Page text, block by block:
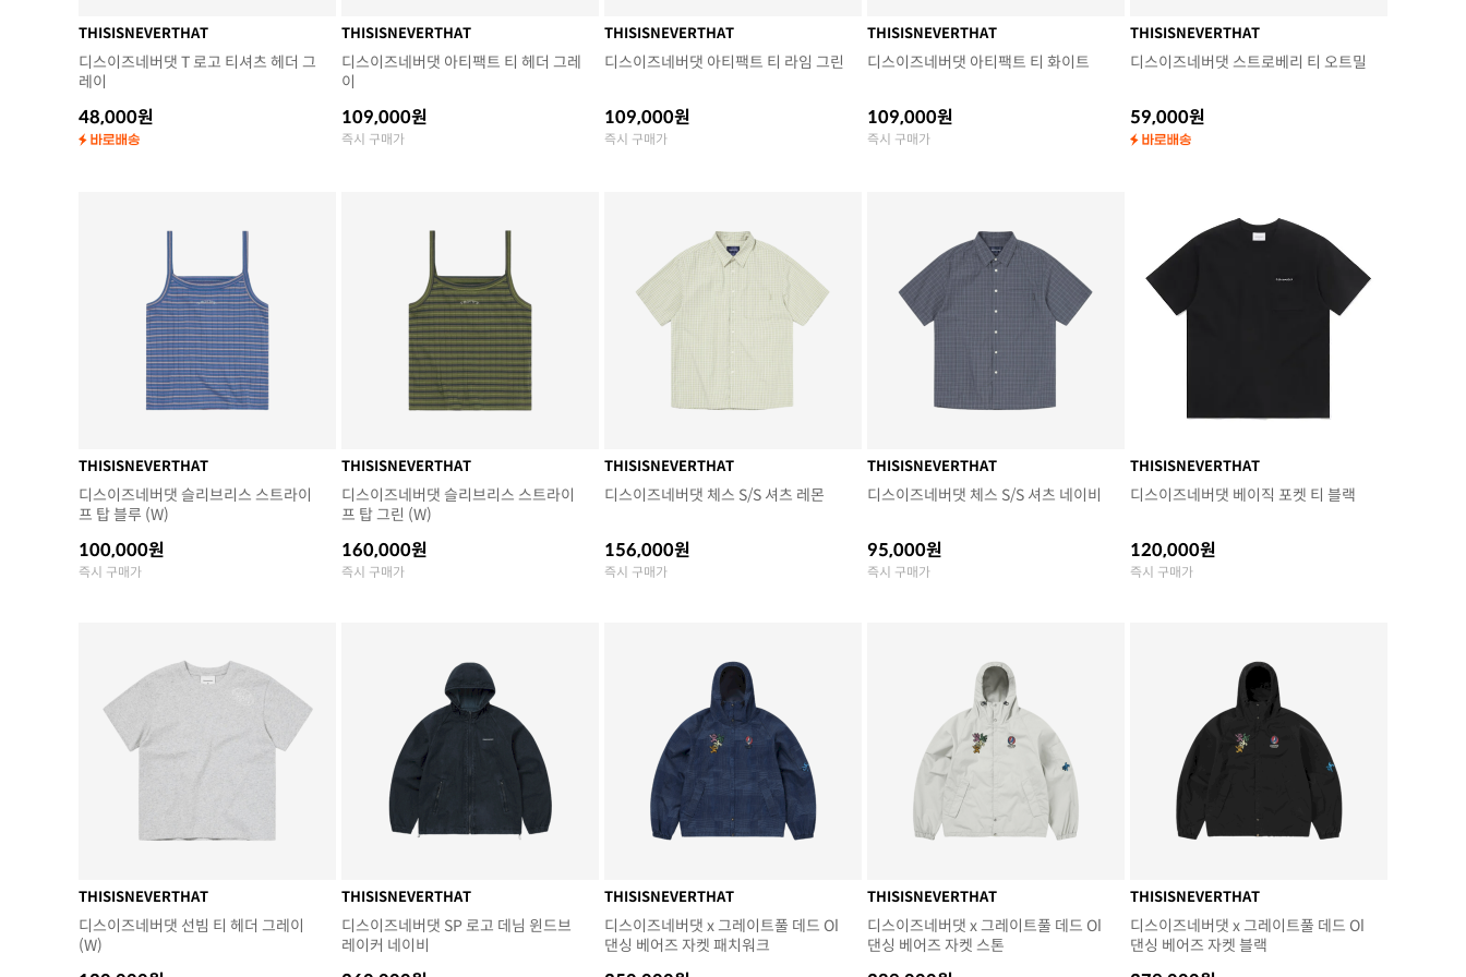
THISISNEVERTHAT
디스이즈네버댓 T 로고 티셔츠 헤더 그
레이
48,000원
THISISNEVERTHAT
디스이즈네버댓 아티팩트 티 헤더 그레
이
109,000원
즉시 구매가
THISISNEVERTHAT
디스이즈네버댓 아티팩트 티 라임 그린
109,000원
즉시 구매가
THISISNEVERTHAT
디스이즈네버댓 아티팩트 티 화이트
109,000원
즉시 구매가
THISISNEVERTHAT
디스이즈네버댓 스트로베리 티 오트밀
59,000원
THISISNEVERTHAT
디스이즈네버댓 슬리브리스 스트라이
프 탑 블루 (W)
100,000원
즉시 구매가
THISISNEVERTHAT
디스이즈네버댓 슬리브리스 스트라이
프 탑 그린 (W)
160,000원
즉시 구매가
THISISNEVERTHAT
디스이즈네버댓 체스 S/S 셔츠 레몬
156,000원
즉시 구매가
THISISNEVERTHAT
디스이즈네버댓 체스 S/S 셔츠 네이비
95,000원
즉시 구매가
THISISNEVERTHAT
디스이즈네버댓 베이직 포켓 티 블랙
120,000원
즉시 구매가
THISISNEVERTHAT
디스이즈네버댓 선빔 티 헤더 그레이
(W)
THISISNEVERTHAT
디스이즈네버댓 SP 로고 데님 윈드브
레이커 네이비
THISISNEVERTHAT
디스이즈네버댓 x 그레이트풀 데드 Ol
댄싱 베어즈 자켓 패치워크
THISISNEVERTHAT
디스이즈네버댓 x 그레이트풀 데드 Ol
댄싱 베어즈 자켓 스톤
THISISNEVERTHAT
디스이즈네버댓 x 그레이트풀 데드 Ol
댄싱 베어즈 자켓 블랙